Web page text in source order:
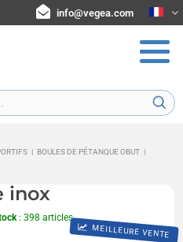
info@vegea.com
| BOULES DE PÉTANQUE OBUT |
inox
: 398 articles
MEILLEURE VENTE